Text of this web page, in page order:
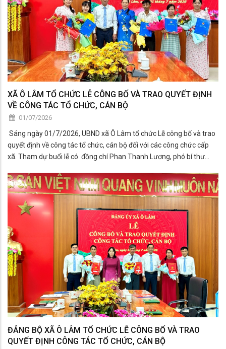
XÃ Ô LÂM TỔ CHỨC LỄ CÔNG BỐ VÀ TRAO QUYẾT ĐỊNH
VỀ CÔNG TÁC TỔ CHỨC, CÁN BỘ
01/07/2026
Sáng ngày 01/7/2026, UBND xã Ô Lâm tổ chức Lễ công bố và trao
quyết định về công tác tổ chức, cán bộ đối với các công chức cấp
xã. Tham dự buổi lễ có đồng chí Phan Thanh Lương, phó bí thư
ĐẢNG BỘ XÃ Ô LÂM TỔ CHỨC LỄ CÔNG BỐ VÀ TRAO
QUYẾT ĐỊNH CÔNG TÁC TỔ CHỨC, CÁN BỘ